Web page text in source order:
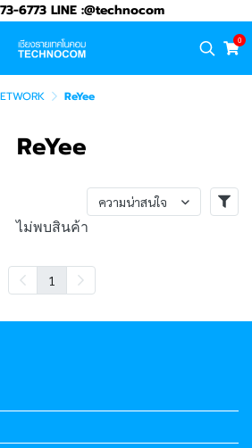
6773 LINE :@technocom
0
ReYee
ReYee
ความน่าสนใจ
ไม่พบสินค้า
1